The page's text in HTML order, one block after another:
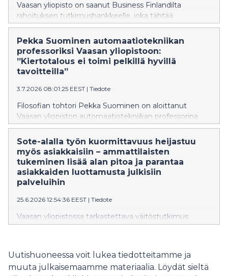
Vaasan yliopisto on saanut Business Finlandilta
rahoituksen tutkimushankkeelle, joka tähtää
suomalaisten pk-teollisuusyritysten kansainvälisen
kasvun vauhdittamiseen kiertotalouden avulla.
International circular business model innovations for
accelerated internationalisation -hankkeessa etsitään
ratkaisuja siihen, miten kiertotalouteen perustuvat
Pekka Suominen automaatiotekniikan
professoriksi Vaasan yliopistoon:
”Kiertotalous ei toimi pelkillä hyvillä
tavoitteilla”
3.7.2026 08:01:25 EEST | Tiedote
Filosofian tohtori Pekka Suominen on aloittanut
Vaasan yliopiston automaatiotekniikan professorina
kesäkuussa. Hänen tutkimuksensa keskittyy älykkäisiin
automaatiojärjestelmiin, robotiikkaan,
mittaustekniikkaan, tekoälyyn sekä teollisen datan
hyödyntämiseen päätöksenteossa.
Sote-alalla työn kuormittavuus heijastuu
myös asiakkaisiin – ammattilaisten
tukeminen lisää alan pitoa ja parantaa
asiakkaiden luottamusta julkisiin
palveluihin
25.6.2026 12:54:36 EEST | Tiedote
Vaasan yliopistossa tarkastettava väitöstutkimus
kartoittaa julkisten palveluiden ammattilaisten
kompleksisempaa. Salla Maijalan sosiaali- ja
terveyshallintotieteiden väitös tarjoaa tutkittua tietoa
Uutishuoneessa voit lukea tiedotteitamme ja
muuta julkaisemaamme materiaalia. Löydät sieltä